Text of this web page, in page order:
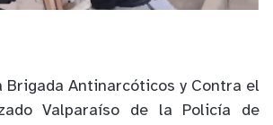
Brigada Antinarcóticos y Contra el
Valparaíso de la Policía de